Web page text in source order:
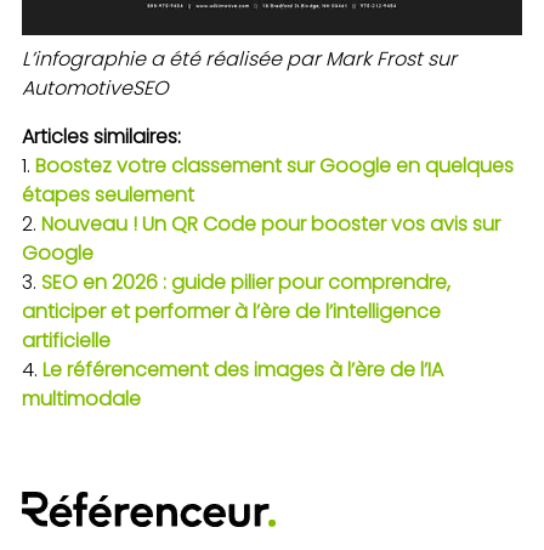
L’infographie a été réalisée par Mark Frost sur
AutomotiveSEO
Articles similaires:
Boostez votre classement sur Google en quelques
étapes seulement
Nouveau ! Un QR Code pour booster vos avis sur
Google
SEO en 2026 : guide pilier pour comprendre,
anticiper et performer à l’ère de l’intelligence
artificielle
Le référencement des images à l’ère de l’IA
multimodale